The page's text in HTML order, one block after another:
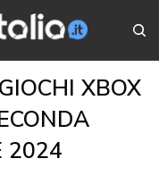
XBOX
2024